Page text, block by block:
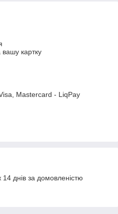
вашу картку
Mastercard - LiqPay
днів за домовленістю